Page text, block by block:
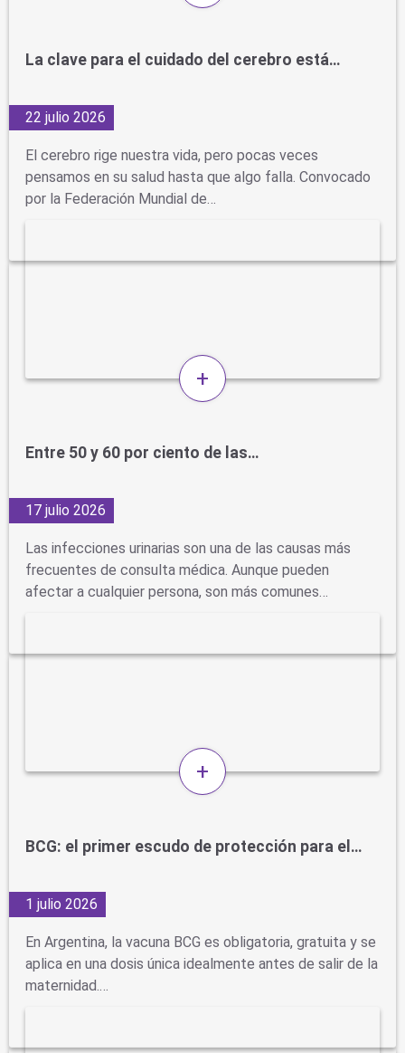
La clave para el cuidado del cerebro está…
22 julio 2026
El cerebro rige nuestra vida, pero pocas veces
pensamos en su salud hasta que algo falla. Convocado
por la Federación Mundial de…
+
Entre 50 y 60 por ciento de las…
17 julio 2026
Las infecciones urinarias son una de las causas más
frecuentes de consulta médica. Aunque pueden
afectar a cualquier persona, son más comunes…
+
BCG: el primer escudo de protección para el…
1 julio 2026
En Argentina, la vacuna BCG es obligatoria, gratuita y se
aplica en una dosis única idealmente antes de salir de la
maternidad.…